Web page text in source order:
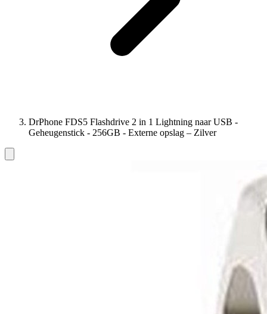
DrPhone FDS5 Flashdrive 2 in 1 Lightning naar USB -
Geheugenstick - 256GB - Externe opslag – Zilver